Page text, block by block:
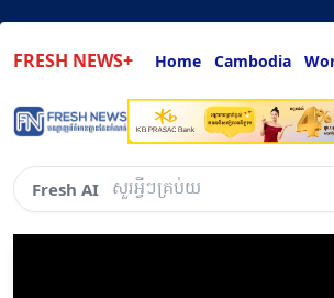
FRESH NEWS+ Home Cambodia
Fresh AI សួរអ្វីៗគ្រប់យ៉ាងដែ